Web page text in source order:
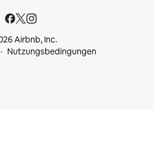
Airbnb, Inc.
Nutzungsbedingungen